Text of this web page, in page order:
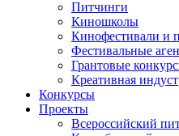
Питчинги
Киношколы
Кинофестивали и
Фестивальные
Грантовые
Креативная
Конкурсы
Проекты
Всероссийский